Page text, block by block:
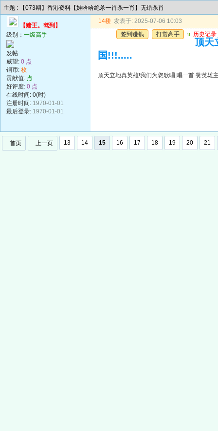
主题 : 【073期】香港资料【娃哈哈绝杀一肖杀一肖】无错杀肖
【赌王。驾到】
级别： 一级高手
发帖:
威望: 0 点
铜币: 枚
贡献值: 点
好评度: 0 点
在线时间: 0(时)
注册时间: 1970-01-01
最后登录: 1970-01-01
14楼 发表于: 2025-07-06 10:03
签到赚钱
打赏高手 u 历史记录
顶天
国!!!.....
顶天立地真英雄!我们为您歌唱;唱一首:赞英雄
首页 上一页 13 14 15 16 17 18 19 20 21